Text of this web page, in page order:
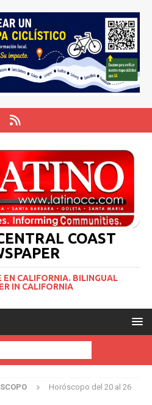
COAST
EN CALIFORNIA. BILINGUAL
IN CALIFORNIA
Horóscopo del 20 al 26